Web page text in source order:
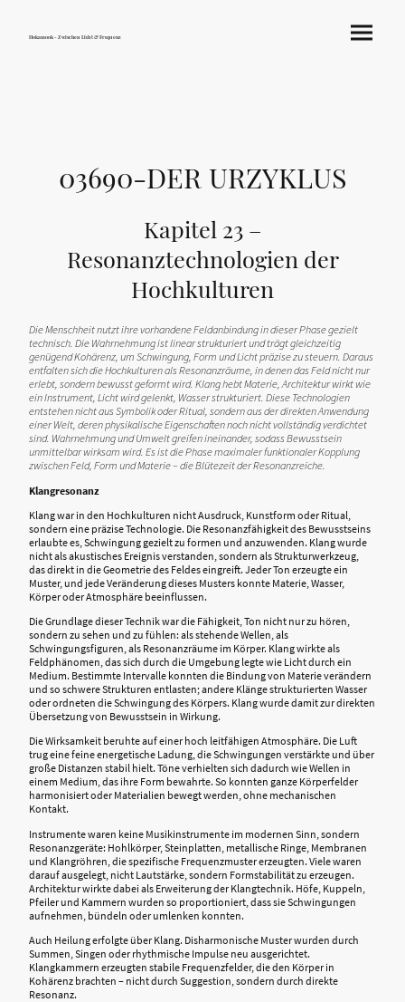
Hokamook - Zwischen Licht & Frequenz
03690-DER URZYKLUS
Kapitel 23 –
Resonanztechnologien der
Hochkulturen
Die Menschheit nutzt ihre vorhandene Feldanbindung in dieser Phase gezielt
technisch. Die Wahrnehmung ist linear strukturiert und trägt gleichzeitig
genügend Kohärenz, um Schwingung, Form und Licht präzise zu steuern. Daraus
entfalten sich die Hochkulturen als Resonanzräume, in denen das Feld nicht nur
erlebt, sondern bewusst geformt wird. Klang hebt Materie, Architektur wirkt wie
ein Instrument, Licht wird gelenkt, Wasser strukturiert. Diese Technologien
entstehen nicht aus Symbolik oder Ritual, sondern aus der direkten Anwendung
einer Welt, deren physikalische Eigenschaften noch nicht vollständig verdichtet
sind. Wahrnehmung und Umwelt greifen ineinander, sodass Bewusstsein
unmittelbar wirksam wird. Es ist die Phase maximaler funktionaler Kopplung
zwischen Feld, Form und Materie – die Blütezeit der Resonanzreiche.
Klangresonanz
Klang war in den Hochkulturen nicht Ausdruck, Kunstform oder Ritual,
sondern eine präzise Technologie. Die Resonanzfähigkeit des Bewusstseins
erlaubte es, Schwingung gezielt zu formen und anzuwenden. Klang wurde
nicht als akustisches Ereignis verstanden, sondern als Strukturwerkzeug,
das direkt in die Geometrie des Feldes eingreift. Jeder Ton erzeugte ein
Muster, und jede Veränderung dieses Musters konnte Materie, Wasser,
Körper oder Atmosphäre beeinflussen.
Die Grundlage dieser Technik war die Fähigkeit, Ton nicht nur zu hören,
sondern zu sehen und zu fühlen: als stehende Wellen, als
Schwingungsfiguren, als Resonanzräume im Körper. Klang wirkte als
Feldphänomen, das sich durch die Umgebung legte wie Licht durch ein
Medium. Bestimmte Intervalle konnten die Bindung von Materie verändern
und so schwere Strukturen entlasten; andere Klänge strukturierten Wasser
oder ordneten die Schwingung des Körpers. Klang wurde damit zur direkten
Übersetzung von Bewusstsein in Wirkung.
Die Wirksamkeit beruhte auf einer hoch leitfähigen Atmosphäre. Die Luft
trug eine feine energetische Ladung, die Schwingungen verstärkte und über
große Distanzen stabil hielt. Töne verhielten sich dadurch wie Wellen in
einem Medium, das ihre Form bewahrte. So konnten ganze Körperfelder
harmonisiert oder Materialien bewegt werden, ohne mechanischen
Kontakt.
Instrumente waren keine Musikinstrumente im modernen Sinn, sondern
Resonanzgeräte: Hohlkörper, Steinplatten, metallische Ringe, Membranen
und Klangröhren, die spezifische Frequenzmuster erzeugten. Viele waren
darauf ausgelegt, nicht Lautstärke, sondern Formstabilität zu erzeugen.
Architektur wirkte dabei als Erweiterung der Klangtechnik. Höfe, Kuppeln,
Pfeiler und Kammern wurden so proportioniert, dass sie Schwingungen
aufnehmen, bündeln oder umlenken konnten.
Auch Heilung erfolgte über Klang. Disharmonische Muster wurden durch
Summen, Singen oder rhythmische Impulse neu ausgerichtet.
Klangkammern erzeugten stabile Frequenzfelder, die den Körper in
Kohärenz brachten – nicht durch Suggestion, sondern durch direkte
Resonanz.